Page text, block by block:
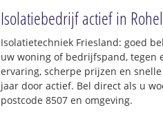
Isolatiebedrijf actief in Rohel
Isolatietechniek Friesland: goed
uw woning of bedrijfspand, tegen
ervaring, scherpe prijzen en
jaar door actief. Bel direct als u
postcode 8507 en omgeving.